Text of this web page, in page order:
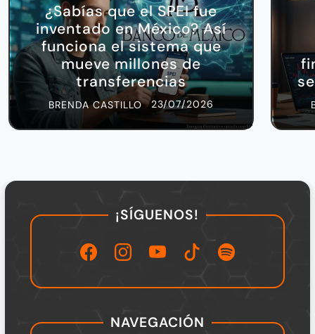
¿Sabías que el SPEI fue
inventado en México? Así
funciona el sistema que
mueve millones de
transferencias
BRENDA CASTILLO 23/07/2026
¡SÍGUENOS!
NAVEGACIÓN